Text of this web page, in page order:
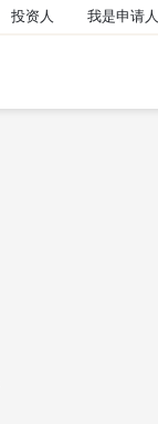
投资人 我是申请人